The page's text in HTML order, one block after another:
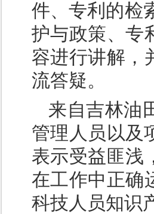
件、专利的检
护与政策、专
容进行讲解，
流答疑。
来自吉林油
管理人员以及
表示受益匪浅
在工作中正确
科技人员知识